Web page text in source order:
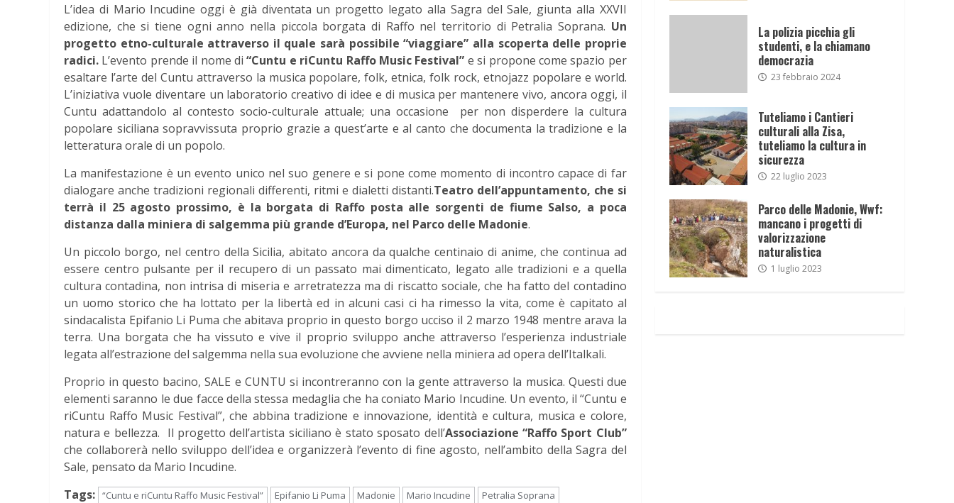
L’idea di Mario Incudine oggi è già diventata un progetto legato alla Sagra del Sale, giunta alla XXVII
edizione, che si tiene ogni anno nella piccola borgata di Raffo nel territorio di Petralia Soprana. Un
progetto etno-culturale attraverso il quale sarà possibile “viaggiare” alla scoperta delle proprie
radici. L’evento prende il nome di“Cuntu e riCuntu Raffo Music Festival” e si propone come spazio per
esaltare l’arte del Cuntu attraverso la musica popolare, folk, etnica, folk rock, etnojazz popolare e world.
L’iniziativa vuole diventare un laboratorio creativo di idee e di musica per mantenere vivo, ancora oggi, il
Cuntu adattandolo al contesto socio-culturale attuale; una occasione per non disperdere la cultura
popolare siciliana sopravvissuta proprio grazie a quest’arte e al canto che documenta la tradizione e la
letteratura orale di un popolo.
La manifestazione è un evento unico nel suo genere e si pone come momento di incontro capace di far
dialogare anche tradizioni regionali differenti, ritmi e dialetti distanti.Teatro dell’appuntamento, che si
terrà il 25 agosto prossimo, è la borgata di Raffo posta alle sorgenti de fiume Salso, a poca
distanza dalla miniera di salgemma più grande d’Europa, nel Parco delle Madonie.
Un piccolo borgo, nel centro della Sicilia, abitato ancora da qualche centinaio di anime, che continua ad
essere centro pulsante per il recupero di un passato mai dimenticato, legato alle tradizioni e a quella
cultura contadina, non intrisa di miseria e arretratezza ma di riscatto sociale, che ha fatto del contadino
un uomo storico che ha lottato per la libertà ed in alcuni casi ci ha rimesso la vita, come è capitato al
sindacalista Epifanio Li Puma che abitava proprio in questo borgo ucciso il 2 marzo 1948 mentre arava la
terra. Una borgata che ha vissuto e vive il proprio sviluppo anche attraverso l’esperienza industriale
legata all’estrazione del salgemma nella sua evoluzione che avviene nella miniera ad opera dell’Italkali.
Proprio in questo bacino, SALE e CUNTU si incontreranno con la gente attraverso la musica. Questi due
elementi saranno le due facce della stessa medaglia che ha coniato Mario Incudine. Un evento, il “Cuntu e
riCuntu Raffo Music Festival”, che abbina tradizione e innovazione, identità e cultura, musica e colore,
natura e bellezza. Il progetto dell’artista siciliano è stato sposato dell’Associazione “Raffo Sport Club”
che collaborerà nello sviluppo dell’idea e organizzerà l’evento di fine agosto, nell’ambito della Sagra del
Sale, pensato da Mario Incudine.
Tags: “Cuntu e riCuntu Raffo Music Festival” Epifanio Li Puma Madonie Mario Incudine Petralia Soprana
La polizia picchia gli
studenti, e la chiamano
democrazia
23 febbraio 2024
Tuteliamo i Cantieri
culturali alla Zisa,
tuteliamo la cultura in
sicurezza
22 luglio 2023
Parco delle Madonie, Wwf:
mancano i progetti di
valorizzazione
naturalistica
1 luglio 2023